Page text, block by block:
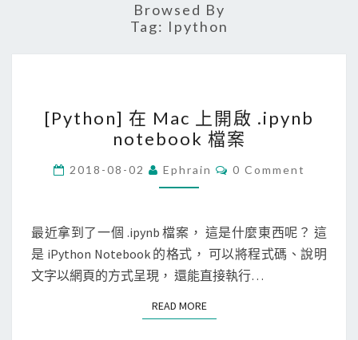
Browsed By
Tag: Ipython
P
y
t
h
n
]
在
a
[Python] 在 Mac 上開啟 .ipynb
notebook 檔案
2018-08-02 Ephrain
C
N
T
S
0 Comment
最近拿到了一個 .ipynb 檔案， 這是什麼東西呢？ 這
是 iPython Notebook 的格式， 可以將程式碼、說明
文字以網頁的方式呈現， 還能直接執行…
READ MOREREAD MORE